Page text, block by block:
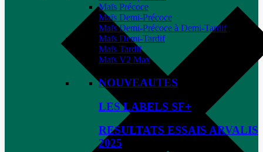
Maïs Précoce
Maïs Demi-Précoce
Maïs Demi-Précoce à Demi-Tardif
Maïs Demi-Tardif
Maïs Tardif
Maïs V2 Max
NOUVEAUTES
LES LABELS SF+
RESULTATS ESSAIS ARVALIS
2025